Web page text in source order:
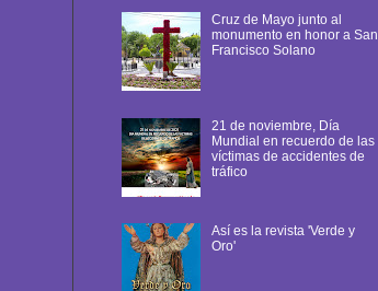
Cruz de Mayo junto al
monumento en honor a San
Francisco Solano
21 de noviembre, Día
Mundial en recuerdo de las
víctimas de accidentes de
tráfico
Así es la revista 'Verde y
Oro'